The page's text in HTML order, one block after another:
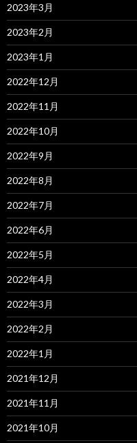
2023年3月
2023年2月
2023年1月
2022年12月
2022年11月
2022年10月
2022年9月
2022年8月
2022年7月
2022年6月
2022年5月
2022年4月
2022年3月
2022年2月
2022年1月
2021年12月
2021年11月
2021年10月